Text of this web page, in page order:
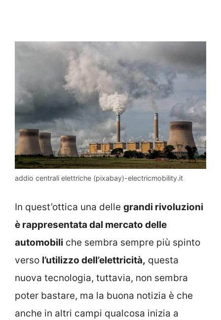
addio centrali elettriche (pixabay)-electricmobility.it
In quest’ottica una delle grandi rivoluzioni
è rappresentata dal mercato delle
automobili che sembra sempre più spinto
verso l’utilizzo dell’elettricità, questa
nuova tecnologia, tuttavia, non sembra
poter bastare, ma la buona notizia è che
anche in altri campi qualcosa inizia a